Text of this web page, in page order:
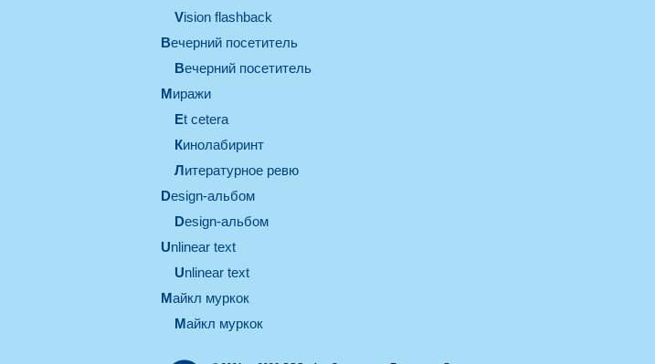
Vision flashback
вечерний посетитель
вечерний посетитель
миражи
et cetera
кинолабиринт
литературное ревю
design-альбом
design-альбом
unlinear text
Unlinear text
майкл муркок
майкл муркок